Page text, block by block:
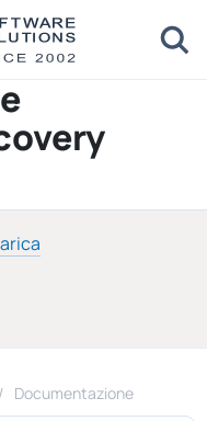
Documentazione